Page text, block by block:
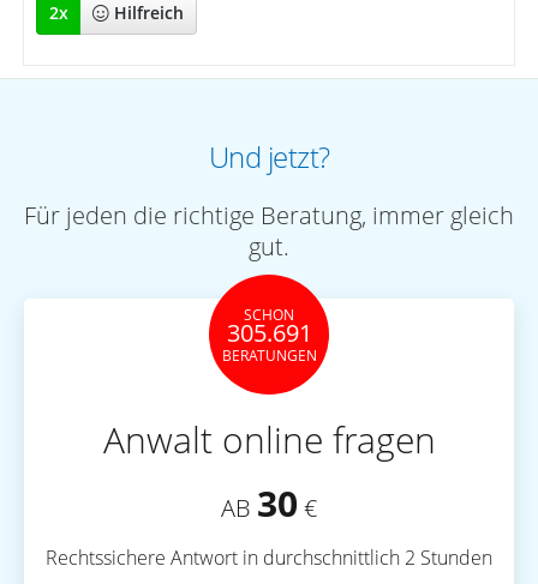
2x Hilfreich
Und jetzt?
Für jeden die richtige Beratung, immer gleich
gut.
SCHON
305.691
BERATUNGEN
Anwalt online fragen
AB 30 €
Rechtssichere Antwort in durchschnittlich 2 Stunden